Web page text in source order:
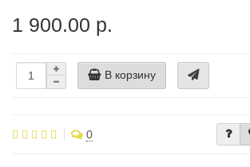
1 900.00 р.
В корзину
0